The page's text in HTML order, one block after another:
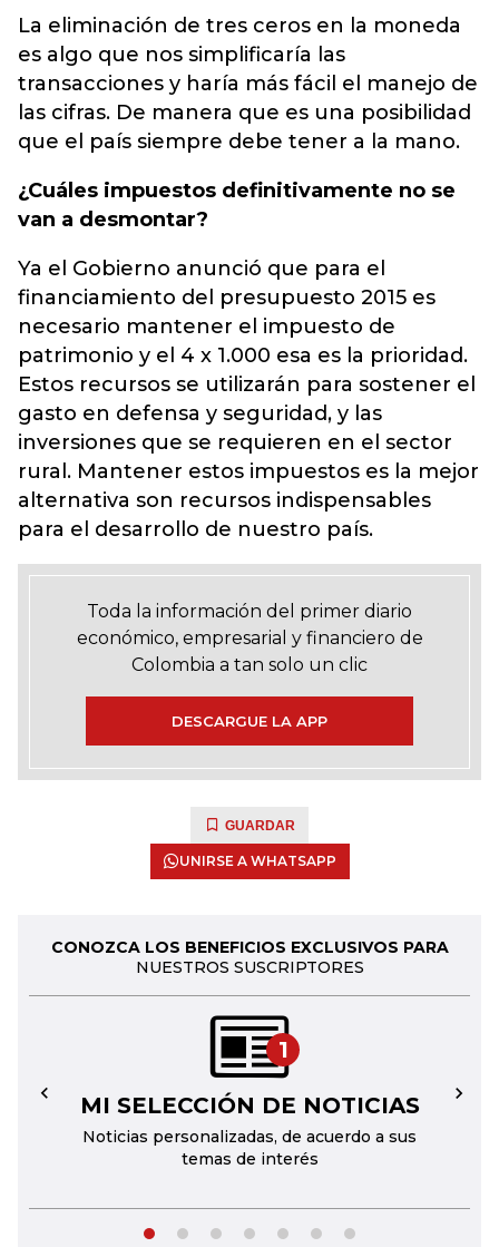
La eliminación de tres ceros en la moneda
es algo que nos simplificaría las
transacciones y haría más fácil el manejo de
las cifras. De manera que es una posibilidad
que el país siempre debe tener a la mano.
¿Cuáles impuestos definitivamente no se
van a desmontar?
Ya el Gobierno anunció que para el
financiamiento del presupuesto 2015 es
necesario mantener el impuesto de
patrimonio y el 4 x 1.000 esa es la prioridad.
Estos recursos se utilizarán para sostener el
gasto en defensa y seguridad, y las
inversiones que se requieren en el sector
rural. Mantener estos impuestos es la mejor
alternativa son recursos indispensables
para el desarrollo de nuestro país.
Toda la información del primer diario
económico, empresarial y financiero de
Colombia a tan solo un clic
DESCARGUE LA APP
GUARDAR
UNIRSE A WHATSAPP
CONOZCA LOS BENEFICIOS EXCLUSIVOS PARA
NUESTROS SUSCRIPTORES
1
MI SELECCIÓN DE NOTICIAS
Noticias personalizadas, de acuerdo a sus
temas de interés
← →